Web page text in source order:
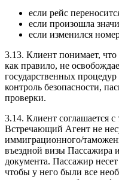
если рейс
если произошла
если изменился
3.13. Клиент понимает,
как правило, не
государственных
контроль безопасности,
проверки.
3.14. Клиент соглашается
Встречающий Агент не
иммиграционного/
въездной визы Пассажира
документа. Пассажир
чтобы у него были все